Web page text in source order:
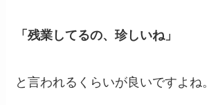
「残業してるの、珍しいね」
と言われるくらいが良いですよね。